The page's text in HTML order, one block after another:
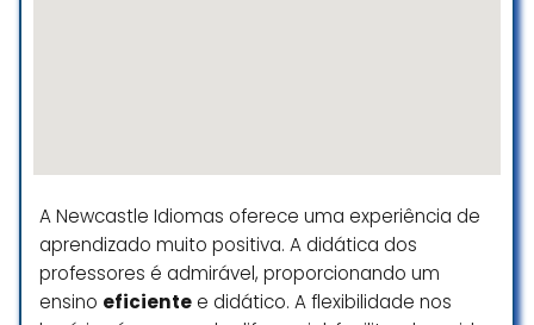
A Newcastle Idiomas oferece uma experiência de
aprendizado muito positiva. A didática dos
professores é admirável, proporcionando um
ensino eficiente e didático. A flexibilidade nos